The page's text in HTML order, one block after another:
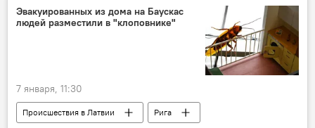
Эгилс Хелманис
Огрский край
Сигулдский край
Эвакуированных из дома на Баускас
людей разместили в "клоповнике"
7 января, 11:30
Происшествия в Латвии
Рига